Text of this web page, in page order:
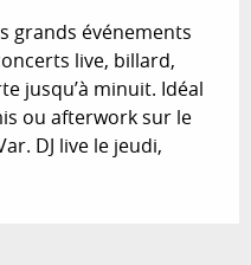
grands événements
live, billard,
jusqu’à minuit. Idéal
ou afterwork sur le
DJ live le jeudi,